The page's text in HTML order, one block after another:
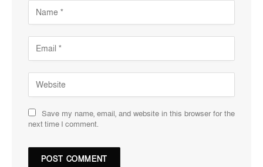
Save my name, email, and website in this browser for the
next time I comment.